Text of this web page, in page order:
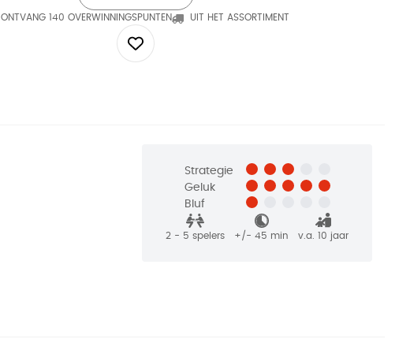
ONTVANG 140 OVERWINNINGSPUNTEN UIT HET ASSORTIMENT
Strategie
Geluk
Bluf
2 - 5 spelers +/- 45 min v.a. 10 jaar